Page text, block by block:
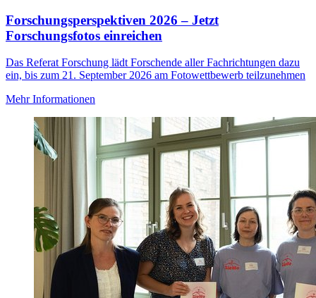
Forschungsperspektiven 2026 – Jetzt
Forschungsfotos einreichen
Das Referat Forschung lädt Forschende aller Fachrichtungen dazu
ein, bis zum 21. September 2026 am Fotowettbewerb teilzunehmen
Mehr Informationen